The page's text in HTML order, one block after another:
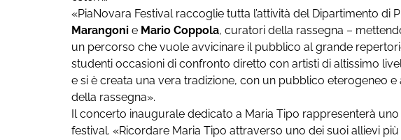
«PiaNovara Festival raccoglie tutta l’attività del Dipartimento di
Marangoni e Mario Coppola, curatori della rassegna –
un percorso che vuole avvicinare il pubblico al grande
studenti occasioni di confronto diretto con artisti di altissimo
e si è creata una vera tradizione, con un pubblico eterogeneo
della rassegna».
Il concerto inaugurale dedicato a Maria Tipo rappresenterà
festival. «Ricordare Maria Tipo attraverso uno dei suoi allievi